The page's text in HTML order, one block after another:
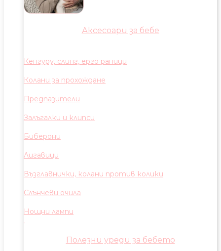
Аксесоари за бебе
Кенгуру, слинг, ерго раници
Колани за прохождане
Предпазители
Залъгалки и клипси
Биберони
Лигавици
Възглавнички, колани против колики
Слънчеви очила
Нощни лампи
Полезни уреди за бебето